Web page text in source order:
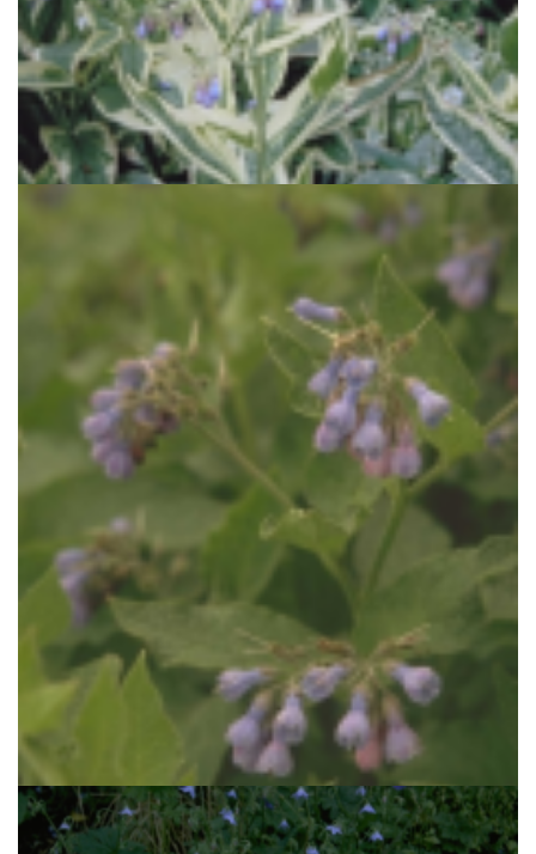
Bastaardsmeerwortel
Symphytum x uplandicum 'Variegatum'
Bastaardsmeerwortel
Symphytum x uplandicum